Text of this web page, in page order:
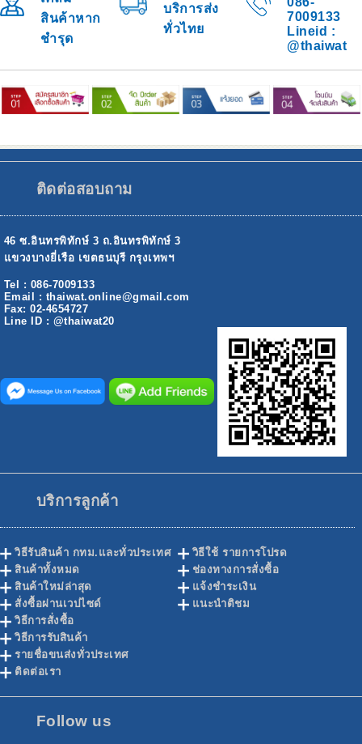
สินค้าหาก
ชำรุด
บริการส่ง
ทั่วไทย
7009133
Lineid :
@thaiwat
ติดต่อสอบถาม
46 ซ.อินทรพิทักษ์ 3 ถ.อินทรพิทักษ์ 3
แขวงบางยี่เรือ เขตธนบุรี กรุงเทพฯ
Tel : 086-7009133
Email : thaiwat.online@gmail.com
Fax: 02-4654727
Line ID : @thaiwat20
บริการลูกค้า
วิธีรับสินค้า กทม.และทั่วประเทศ
สินค้าทั้งหมด
สินค้าใหม่ล่าสุด
สั่งซื้อผ่านเวปไซด์
วิธีการสั่งซื้อ
วิธีการรับสินค้า
รายชื่อขนส่งทั่วประเทศ
ติดต่อเรา
วิธีใช้ รายการโปรด
ช่องทางการสั่งซื้อ
แจ้งชำระเงิน
แนะนำติชม
Follow us